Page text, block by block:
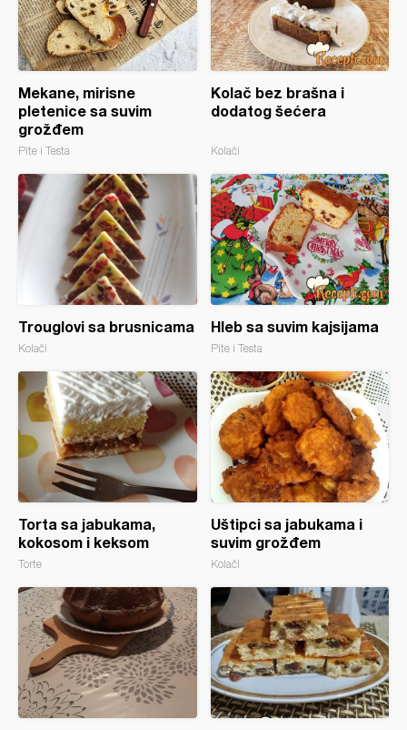
Mekane, mirisne
pletenice sa suvim
grožđem
Pite i Testa
Kolač bez brašna i
dodatog šećera
Kolači
Trouglovi sa brusnicama
Kolači
Hleb sa suvim kajsijama
Pite i Testa
Torta sa jabukama,
kokosom i keksom
Torte
Uštipci sa jabukama i
suvim grožđem
Kolači